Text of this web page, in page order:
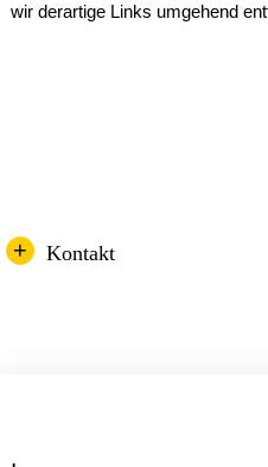
wir derartige Links umgehend
Kontakt
Julia Gajewski